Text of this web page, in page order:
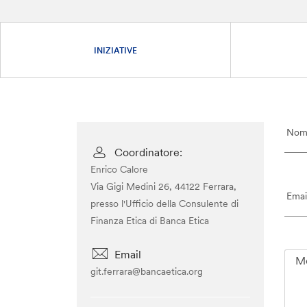
INIZIATIVE
Coordinatore:
Enrico Calore
Via Gigi Medini 26, 44122 Ferrara,
presso l'Ufficio della Consulente di
Finanza Etica di Banca Etica
Email
git.ferrara@bancaetica.org